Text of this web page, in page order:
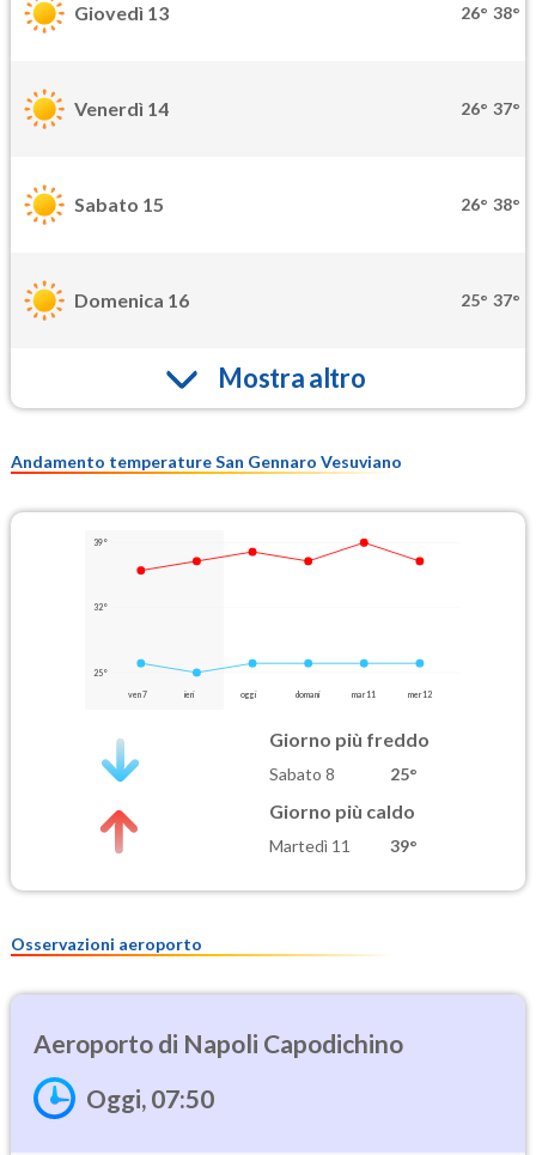
Giovedì 13 26° 38°
Venerdì 14 26° 37°
Sabato 15 26° 38°
Domenica 16 25° 37°
Mostra altro
Andamento temperature San Gennaro Vesuviano
39°
32°
25°
ven 7 ieri oggi domani mar 11 mer 12
Giorno più freddo
Sabato 8 25°
Giorno più caldo
Martedì 11 39°
Osservazioni aeroporto
Napoli Capodichino
Oggi, 07:50